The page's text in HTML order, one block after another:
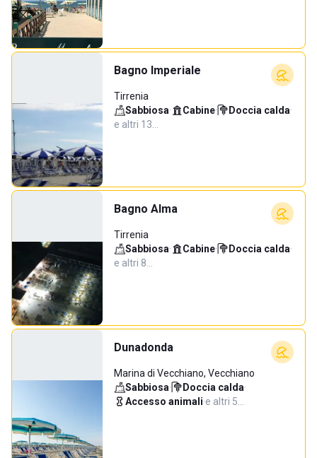
Bagno Imperiale
Tirrenia
Sabbiosa· Cabine· Doccia calda·
e altri 13…
Bagno Alma
Tirrenia
Sabbiosa· Cabine· Doccia calda·
e altri 8…
Dunadonda
Marina di Vecchiano, Vecchiano
Sabbiosa· Doccia calda·
Accesso animali·e altri 5…